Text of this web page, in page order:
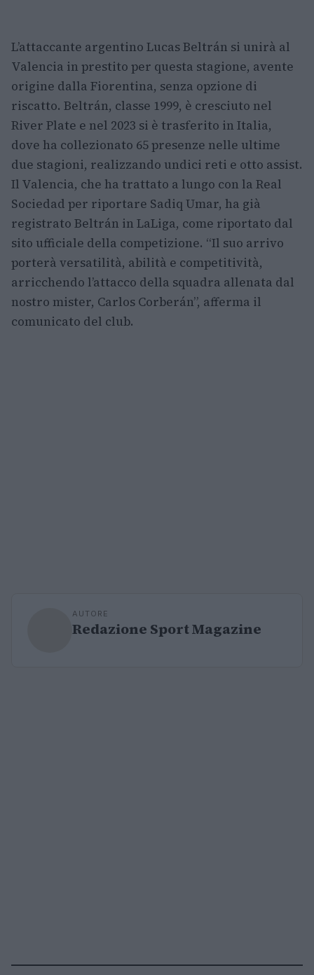
L’attaccante argentino Lucas Beltrán si unirà al
Valencia in prestito per questa stagione, avente
origine dalla Fiorentina, senza opzione di
riscatto. Beltrán, classe 1999, è cresciuto nel
River Plate e nel 2023 si è trasferito in Italia,
dove ha collezionato 65 presenze nelle ultime
due stagioni, realizzando undici reti e otto assist.
Il Valencia, che ha trattato a lungo con la Real
Sociedad per riportare Sadiq Umar, ha già
registrato Beltrán in LaLiga, come riportato dal
sito ufficiale della competizione. “Il suo arrivo
porterà versatilità, abilità e competitività,
arricchendo l’attacco della squadra allenata dal
nostro mister, Carlos Corberán”, afferma il
comunicato del club.
AUTORE
Redazione Sport Magazine